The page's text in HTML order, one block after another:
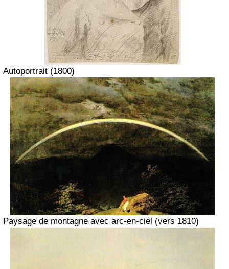
Autoportrait (1800)
Paysage de montagne avec arc-en-ciel (vers 1810)